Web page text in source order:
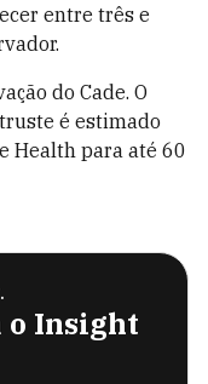
entre três e
do Cade. O
é estimado
Health para até 60
o Insight